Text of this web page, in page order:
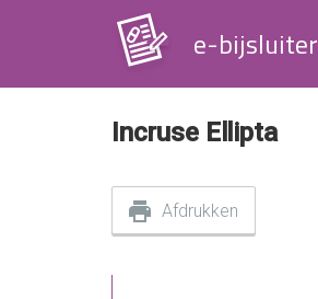
e-bijsluiter
Incruse Ellipta
Afdrukken